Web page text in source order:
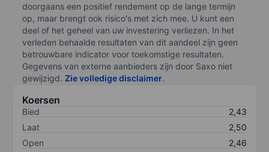
doorgaans een positief rendement op de lange termijn
op, maar brengt ook risico's met zich mee. U kunt een
deel of het geheel van uw investering verliezen. In het
verleden behaalde resultaten van dit aandeel zijn geen
betrouwbare indicator voor toekomstige resultaten.
Gegevens van externe aanbieders zijn door Saxo niet
gewijzigd. Zie volledige disclaimer.
Koersen
Bied
2,43
Laat
2,50
Open
2,46